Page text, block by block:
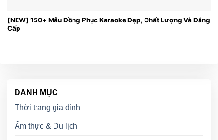
[NEW] 150+ Mẫu Đồng Phục Karaoke Đẹp, Chất Lượng Và Đẳng
Cấp
DANH MỤC
Thời trang gia đình
Ẩm thực & Du lịch